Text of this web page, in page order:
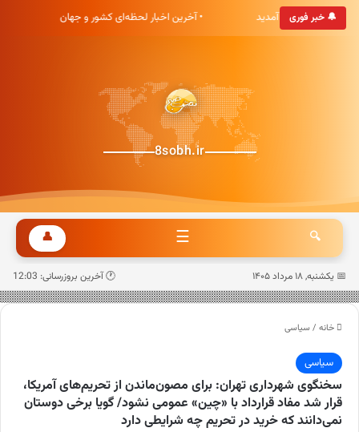
🔔 خبر فوری
هشت صبح خوش آمدید • آخرین اخبار لحظه‌ای کشور و جهان
8sobh.ir
🔍
☰
👤
📅 یکشنبه, ۱۸ مرداد ۱۴۰۵ 🕐 آخرین بروزرسانی: 12:03
خانه / سیاسی
سیاسی
سخنگوی شهرداری تهران: برای مصون‌ماندن از تحریم‌های آمریکا،
قرار شد مفاد قرارداد با «چین» عمومی نشود/ گویا برخی دوستان
نمی‌دانند که خرید در تحریم چه شرایطی دارد